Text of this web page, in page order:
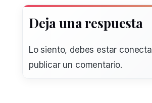
Deja una respuesta
Lo siento, debes estar
publicar un comentario.